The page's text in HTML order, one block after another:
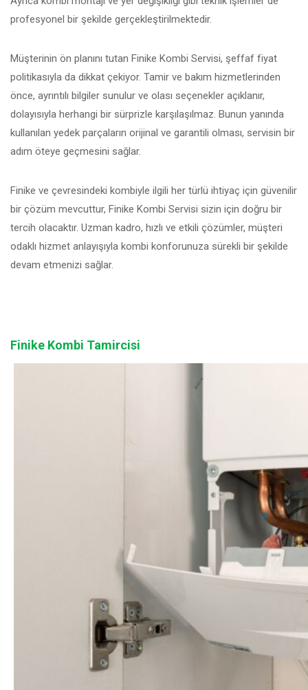
profesyonel bir şekilde gerçekleştirilmektedir.
Müşterinin ön planını tutan Finike Kombi Servisi, şeffaf fiyat
politikasıyla da dikkat çekiyor. Tamir ve bakım hizmetlerinden
önce, ayrıntılı bilgiler sunulur ve olası seçenekler açıklanır,
dolayısıyla herhangi bir sürprizle karşılaşılmaz. Bunun yanında
kullanılan yedek parçaların orijinal ve garantili olması, servisin bir
adım öteye geçmesini sağlar.
Finike ve çevresindeki kombiyle ilgili her türlü ihtiyaç için güvenilir
bir çözüm mevcuttur, Finike Kombi Servisi sizin için doğru bir
tercih olacaktır. Uzman kadro, hızlı ve etkili çözümler, müşteri
odaklı hizmet anlayışıyla kombi konforunuza sürekli bir şekilde
devam etmenizi sağlar.
Finike Kombi Tamircisi